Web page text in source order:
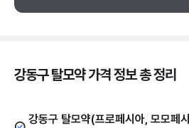
강동구 탈모약 가격 정보 총 정리
강동구 탈모약(프로페시아, 모모페